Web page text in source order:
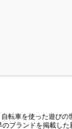
転車を使った遊びの
ブランドを掲載し